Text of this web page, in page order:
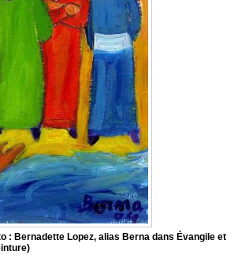
: Bernadette Lopez, alias Berna dans Évangile et